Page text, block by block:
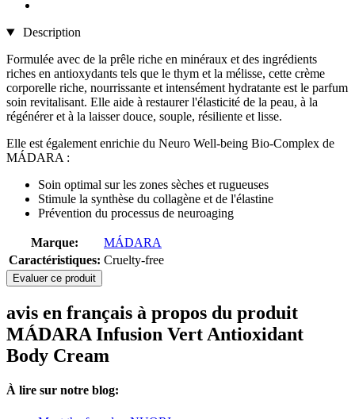
Description
Formulée avec de la prêle riche en minéraux et des ingrédients
riches en antioxydants tels que le thym et la mélisse, cette crème
corporelle riche, nourrissante et intensément hydratante est le parfum
soin revitalisant. Elle aide à restaurer l'élasticité de la peau, à la
régénérer et à la laisser douce, souple, résiliente et lisse.
Elle est également enrichie du Neuro Well-being Bio-Complex de
MÁDARA :
Soin optimal sur les zones sèches et rugueuses
Stimule la synthèse du collagène et de l'élastine
Prévention du processus de neuroaging
Marque:
MÁDARA
Caractéristiques: Cruelty-free
Evaluer ce produit
avis en français à propos du produit
MÁDARA Infusion Vert Antioxidant
Body Cream
À lire sur notre blog: